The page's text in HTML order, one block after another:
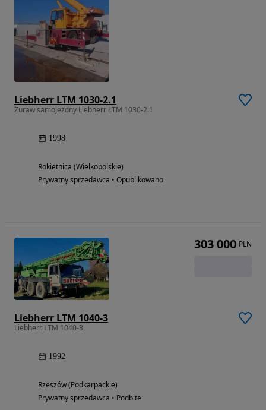
Liebherr LTM 1030-2.1
Żuraw samojezdny Liebherr LTM 1030-2.1
1998
Rokietnica (Wielkopolskie)
Prywatny sprzedawca • Opublikowano
Liebherr LTM 1040-3
Liebherr LTM 1040-3
1992
Rzeszów (Podkarpackie)
Prywatny sprzedawca • Podbite
303 000 PLN